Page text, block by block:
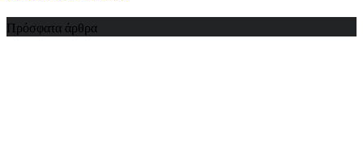
Πρόσφατα άρθρα